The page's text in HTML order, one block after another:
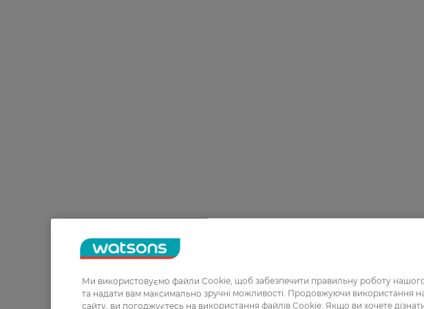
Ми використовуємо файли Cookie, щоб забезпечити правильну роботу
та надати вам максимально зручні можливості. Продовжуючи використання
сайту, ви погоджуєтесь на використання файлів Cookie. Якщо ви хочете